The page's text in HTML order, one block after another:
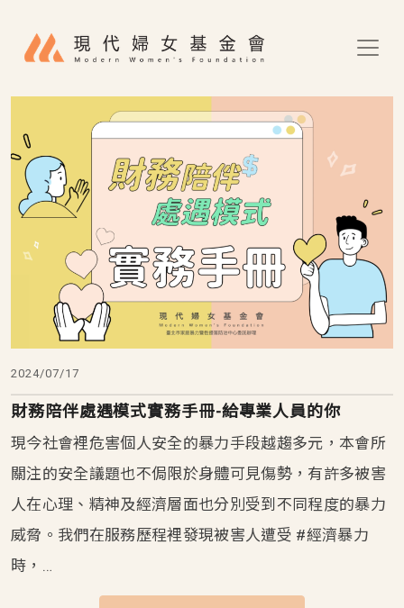
2024/07/17
財務陪伴處遇模式實務手冊-給專業人員的你
現今社會裡危害個人安全的暴力手段越趨多元，本會所
關注的安全議題也不侷限於身體可見傷勢，有許多被害
人在心理、精神及經濟層面也分別受到不同程度的暴力
威脅。我們在服務歷程裡發現被害人遭受 #經濟暴力
時，…